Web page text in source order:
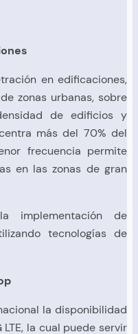
en edificaciones,
zonas urbanas, sobre
de edificios y
más del 70% del
frecuencia permite
en las zonas de gran
implementación de
tecnologías de
la disponibilidad
la cual puede servir